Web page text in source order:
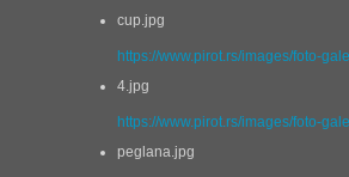
cup.jpg
https://www.pirot.rs/images/foto-
4.jpg
https://www.pirot.rs/images/foto-
peglana.jpg